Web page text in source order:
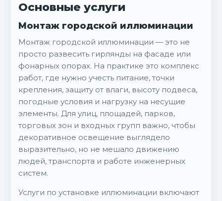
Основные услуги
Монтаж городской иллюминации
Монтаж городской иллюминации — это не
просто развесить гирлянды на фасаде или
фонарных опорах. На практике это комплекс
работ, где нужно учесть питание, точки
крепления, защиту от влаги, высоту подвеса,
погодные условия и нагрузку на несущие
элементы. Для улиц, площадей, парков,
торговых зон и входных групп важно, чтобы
декоративное освещение выглядело
выразительно, но не мешало движению
людей, транспорта и работе инженерных
систем.
Услуги по установке иллюминации включают